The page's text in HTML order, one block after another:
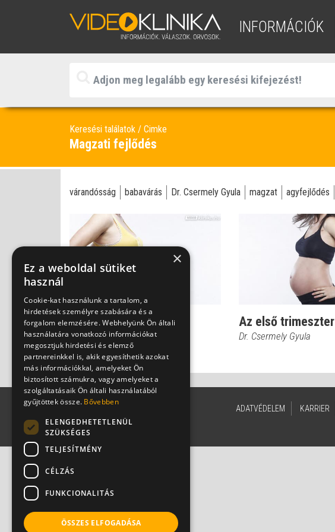
INFORMÁCIÓK
Keresési találatok Cimke
Magzati fejlődés
várandósság babavárás Dr. Csermely Gyula magzat agyfejlődés
Első trimeszteri
szűrővizsgálat
Dr. Csermely Gyula
Az első trimeszter
Dr. Csermely Gyula
ADATVÉDELEM KARRIER
×
Ez a weboldal sütiket
használ
Cookie-kat használunk a tartalom, a
hirdetések személyre szabására és a
forgalom elemzésére. Webhelyünk Ön általi
használatára vonatkozó információkat
megosztjuk hirdetési és elemző
partnereinkkel is, akik egyesíthetik azokat
más információkkal, amelyeket Ön
biztosított számukra, vagy amelyeket a
szolgáltatásaik Ön általi használatából
gyűjtöttek össze. Bővebben
ELENGEDHETETLENÜL
SZÜKSÉGES
TELJESÍTMÉNY
CÉLZÁS
FUNKCIONALITÁS
ÖSSZES ELFOGADÁSA